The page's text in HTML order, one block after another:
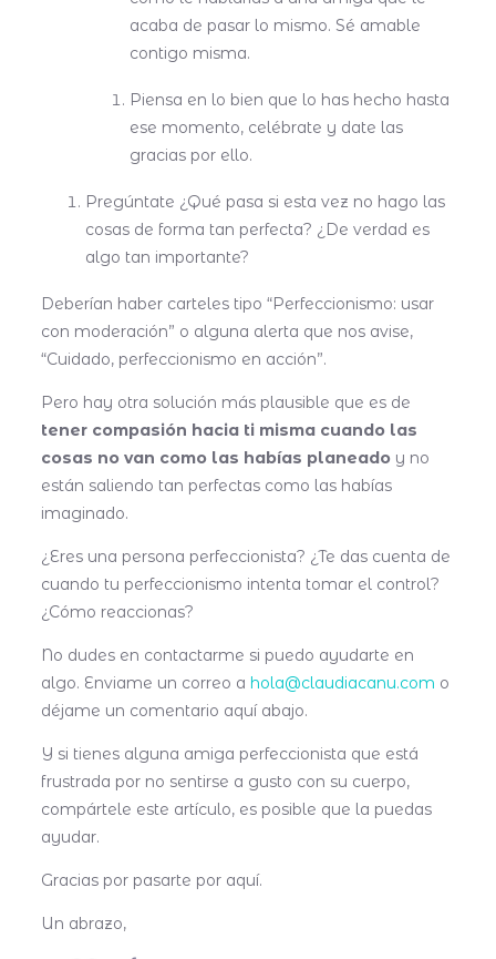
acaba de pasar lo mismo. Sé amable
contigo misma.
Piensa en lo bien que lo has hecho hasta
ese momento, celébrate y date las
gracias por ello.
Pregúntate ¿Qué pasa si esta vez no hago las
cosas de forma tan perfecta? ¿De verdad es
algo tan importante?
Deberían haber carteles tipo “Perfeccionismo: usar
con moderación” o alguna alerta que nos avise,
“Cuidado, perfeccionismo en acción”.
Pero hay otra solución más plausible que es de
tener compasión hacia ti misma cuando las
cosas no van como las habías planeado y no
están saliendo tan perfectas como las habías
imaginado.
¿Eres una persona perfeccionista? ¿Te das cuenta de
cuando tu perfeccionismo intenta tomar el control?
¿Cómo reaccionas?
No dudes en contactarme si puedo ayudarte en
algo. Enviame un correo a hola@claudiacanu.com o
déjame un comentario aquí abajo.
Y si tienes alguna amiga perfeccionista que está
frustrada por no sentirse a gusto con su cuerpo,
compártele este artículo, es posible que la puedas
ayudar.
Gracias por pasarte por aquí.
Un abrazo,